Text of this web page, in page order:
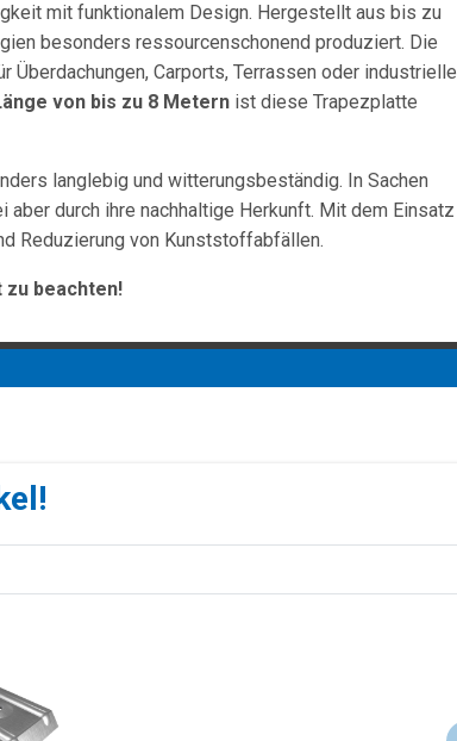
mit funktionalem Design. Hergestellt aus bis zu
besonders ressourcenschonend produziert. Die
Carports, Terrassen oder industrielle
von bis zu 8 Meternist diese Trapezplatte
langlebig und witterungsbeständig. In Sachen
durch ihre nachhaltige Herkunft. Mit dem Einsatz
Reduzierung von Kunststoffabfällen.
zu beachten!